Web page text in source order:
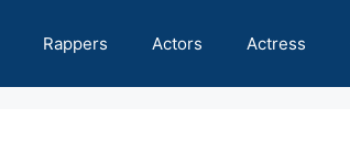
Rappers Actors Actress